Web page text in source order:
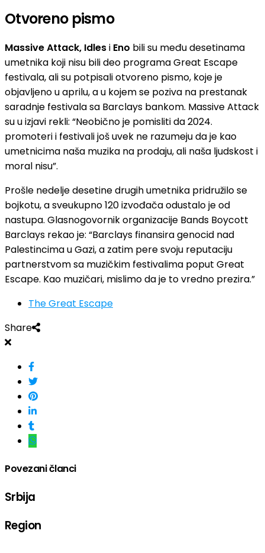
Otvoreno pismo
Massive Attack, Idlesi Eno bili su među desetinama
umetnika koji nisu bili deo programa Great Escape
festivala, ali su potpisali otvoreno pismo, koje je
objavljeno u aprilu, a u kojem se poziva na prestanak
saradnje festivala sa Barclays bankom. Massive Attack
su u izjavi rekli: “Neobično je pomisliti da 2024.
promoteri i festivali još uvek ne razumeju da je kao
umetnicima naša muzika na prodaju, ali naša ljudskost i
moral nisu”.
Prošle nedelje desetine drugih umetnika pridružilo se
bojkotu, a sveukupno 120 izvođača odustalo je od
nastupa. Glasnogovornik organizacije Bands Boycott
Barclays rekao je: “Barclays finansira genocid nad
Palestincima u Gazi, a zatim pere svoju reputaciju
partnerstvom sa muzičkim festivalima poput Great
Escape. Kao muzičari, mislimo da je to vredno prezira.”
The Great Escape
Share
Povezani članci
Srbija
Region